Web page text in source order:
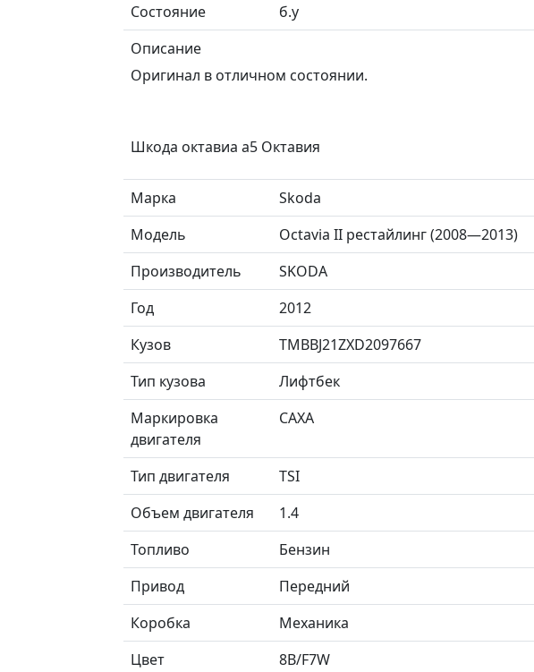
Состояние
б.у
Описание
Оригинал в отличном состоянии.
Шкода октавиа а5 Октавия
Марка
Skoda
Модель
Octavia II рестайлинг (2008—2013)
Производитель
SKODA
Год
2012
Кузов
TMBBJ21ZXD2097667
Тип кузова
Лифтбек
Маркировка
двигателя
CAXA
Тип двигателя
TSI
Объем двигателя
1.4
Топливо
Бензин
Привод
Передний
Коробка
Механика
Цвет
8B/F7W